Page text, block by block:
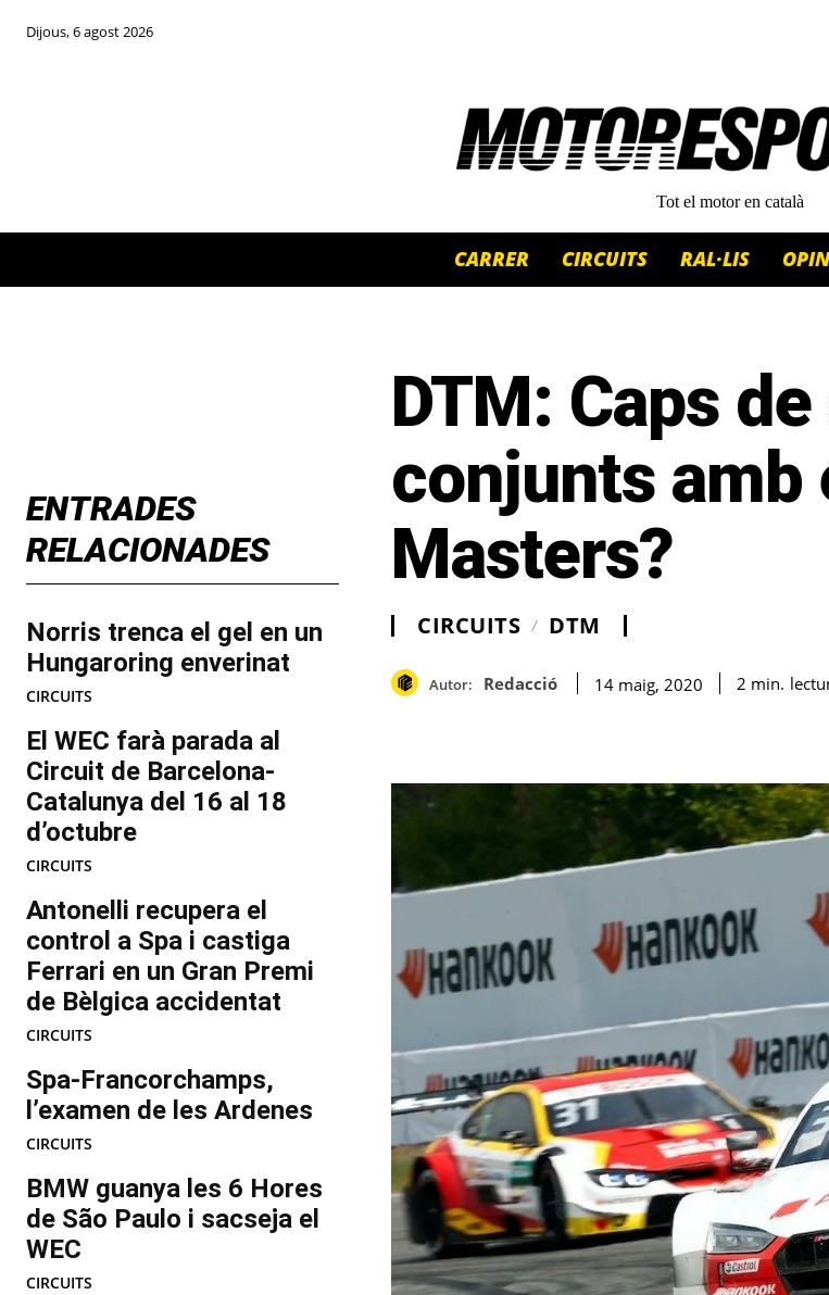
Dijous, 6 agost 2026
Tot el motor en català
CARRER CIRCUITS RAL·LIS
ENTRADES
RELACIONADES
Norris trenca el gel en un
Hungaroring enverinat
CIRCUITS
El WEC farà parada al
Circuit de Barcelona-
Catalunya del 16 al 18
d’octubre
CIRCUITS
Antonelli recupera el
control a Spa i castiga
Ferrari en un Gran Premi
de Bèlgica accidentat
CIRCUITS
Spa-Francorchamps,
l’examen de les Ardenes
CIRCUITS
BMW guanya les 6 Hores
de São Paulo i sacseja el
WEC
CIRCUITS
DTM: Caps
conjunts amb
Masters?
CIRCUITS DTM
Autor: Redacció 14 maig, 2020 2 min.